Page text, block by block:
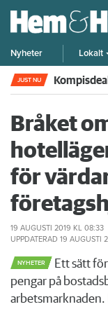
Nyheter Lokalt
JUST NU
Bråket
för
19 AUGUSTI 2019 KL 08:33
UPPDATERAD 19 AUGUSTI
NYHETER
Ett sätt
pengar på